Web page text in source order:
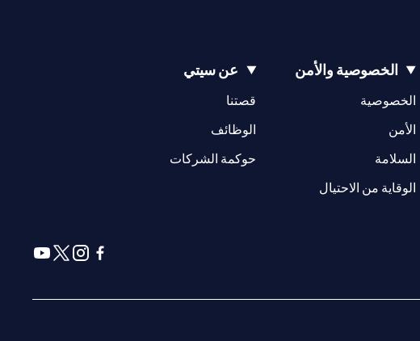
الخصوصية والأمن
الخصوصية
الأمن
السلامة
الوقاية من الاحتيال
عن سيتي
قصتنا
(opens in a new tab)
الوظائف
(opens in a new tab)
حوكمة الشركات
(opens in a new tab)